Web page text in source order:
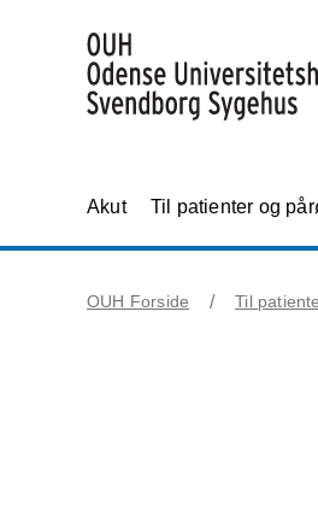
Akut Til patienter og
OUH Forside Til